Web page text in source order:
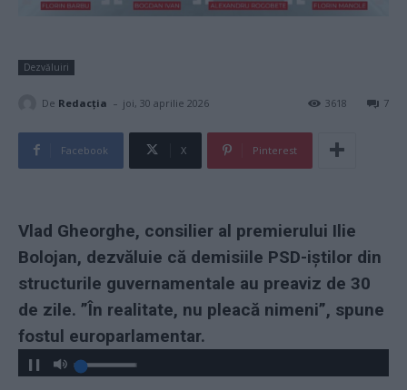
Dezvăluiri
De Redacţia - joi, 30 aprilie 2026 7
3618
Facebook X Pinterest
Vlad Gheorghe, consilier al premierului Ilie
Bolojan, dezvăluie că demisiile PSD-iștilor din
structurile guvernamentale au preaviz de 30
de zile. ”În realitate, nu pleacă nimeni”, spune
fostul europarlamentar.
Play